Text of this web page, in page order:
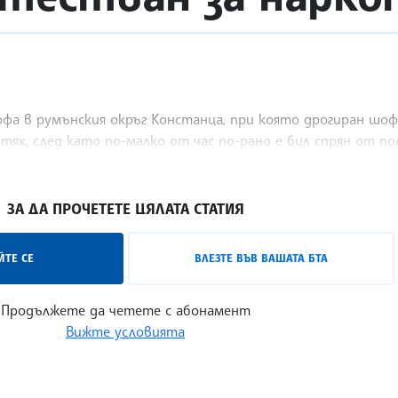
в румънския окръг Констанца, при която дрогиран
след като по-малко от час по-рано е бил спрян от
ЗА ДА ПРОЧЕТЕТЕ ЦЯЛАТА СТАТИЯ
СЕ ВЛЕЗТЕ ВЪВ ВАШАТА БТА
Продължете да четете с абонамент
Вижте условията